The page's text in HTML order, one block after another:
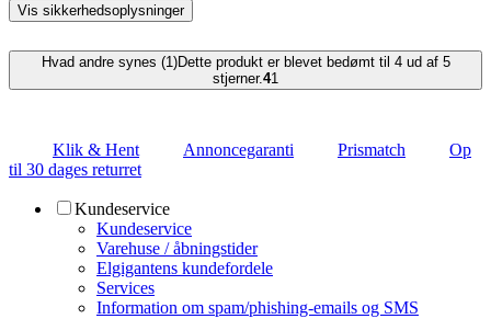
Vis sikkerhedsoplysninger
Hvad andre synes (1)Dette produkt er blevet bedømt til 4 ud af 5
stjerner.41
Klik & Hent Annoncegaranti Prismatch
Op
til 30 dages returret
Kundeservice
Kundeservice
Varehuse / åbningstider
Elgigantens kundefordele
Services
Information om spam/phishing-emails og SMS